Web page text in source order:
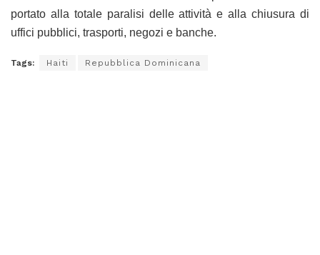
portato alla totale paralisi delle attività e alla chiusura di
uffici pubblici, trasporti, negozi e banche.
Tags: Haiti Repubblica Dominicana